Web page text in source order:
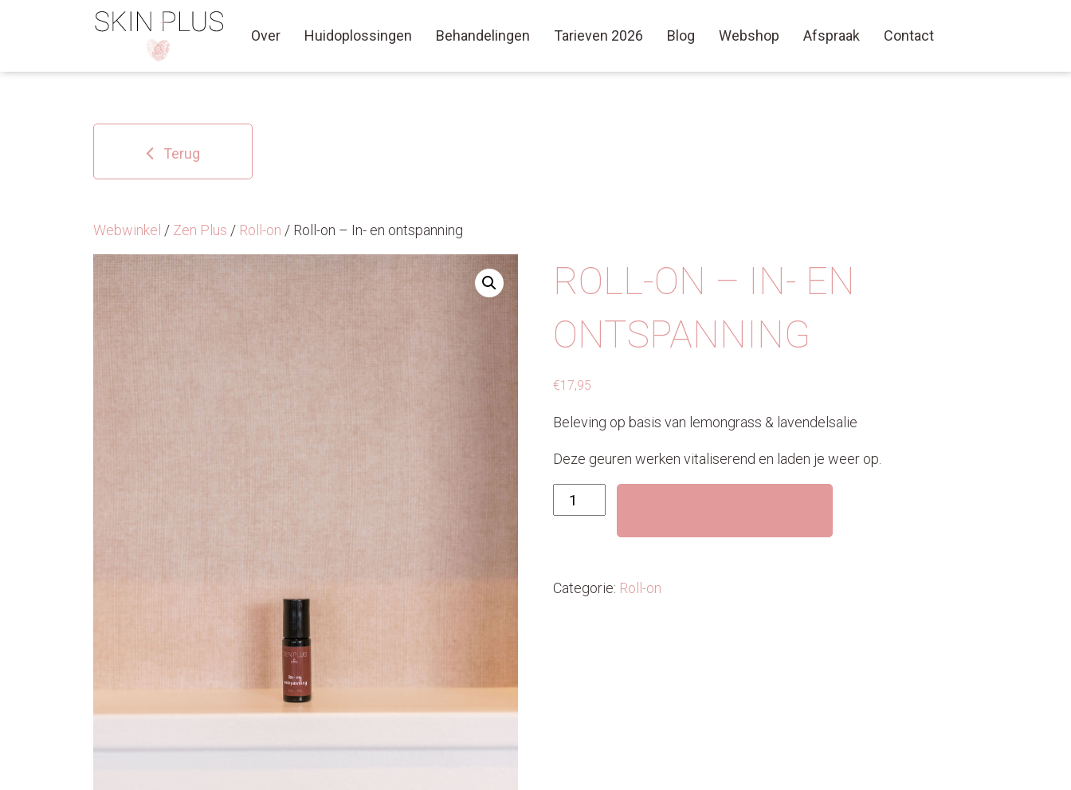
Over Huidoplossingen Behandelingen Tarieven 2026 Blog Webshop Afspraak Contact
Terug
Webwinkel / Zen Plus / Roll-on / Roll-on – In- en ontspanning
ROLL-ON – IN- EN
ONTSPANNING
€17,95
Beleving op basis van lemongrass & lavendelsalie
Deze geuren werken vitaliserend en laden je weer op.
Roll-
on
ontspanning
Categorie: Roll-on